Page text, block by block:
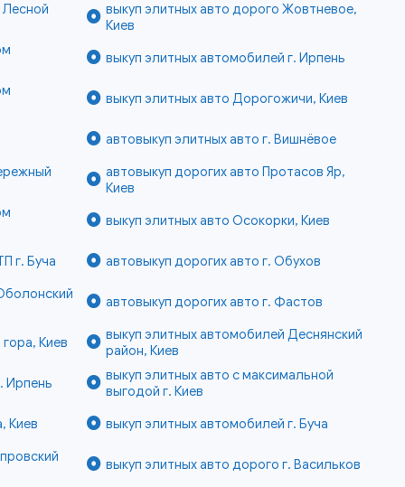
Лесной
выкуп элитных авто дорого Жовтневое,
Киев
выкуп элитных автомобилей г. Ирпень
выкуп элитных авто Дорогожичи, Киев
автовыкуп элитных авто г. Вишнёвое
автовыкуп дорогих авто Протасов Яр,
Киев
выкуп элитных авто Осокорки, Киев
г. Буча
автовыкуп дорогих авто г. Обухов
автовыкуп дорогих авто г. Фастов
Киев
выкуп элитных автомобилей Деснянский
район, Киев
Ирпень
выкуп элитных авто с максимальной
выгодой г. Киев
Киев
выкуп элитных автомобилей г. Буча
выкуп элитных авто дорого г. Васильков